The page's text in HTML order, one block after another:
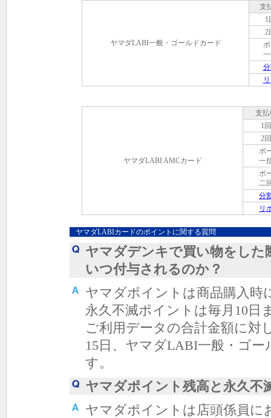
ヤマダLABI一般・ゴールドカード
支
1
2
ヤマダLABI AMCカード
支
1
2
ボ
一
ボ
二
分
リ
ヤマダLABIカードのポイントに関する質問
ヤマダデンキで買い物をし
いつ付与されるのか？
ヤマダポイントは商品購入時
永久不滅ポイントは毎月10
ご利用データの合計金額に対
15日、ヤマダLABI一般・ゴ
す。
ヤマダポイント残高と永久不
ヤマダポイントは店頭係員